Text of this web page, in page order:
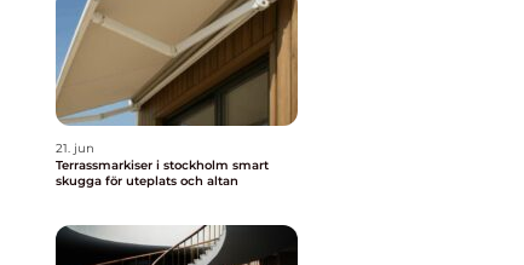
21. jun
Terrassmarkiser i stockholm smart
skugga för uteplats och altan